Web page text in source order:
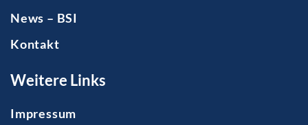
News – BSI
Kontakt
Weitere Links
Impressum